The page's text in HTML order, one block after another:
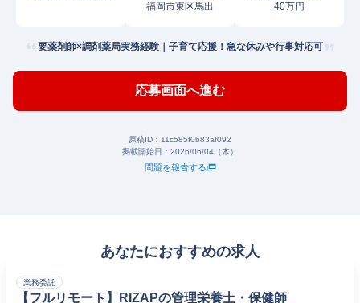
福岡市東区馬出
40万円
要薬剤師×調剤薬局実務経験｜子育て応援！急な休みや行事対応可
応募画面へ進む
原稿ID： 11c585f0b83af092
掲載開始日： 2026/06/04（木）
問題を報告する
あなたにおすすめの求人
業務委託
【フルリモート】RIZAPの管理栄養士・保健師